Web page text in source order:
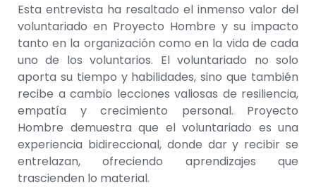
Esta entrevista ha resaltado el inmenso valor del
voluntariado en Proyecto Hombre y su impacto
tanto en la organización como en la vida de cada
uno de los voluntarios. El voluntariado no solo
aporta su tiempo y habilidades, sino que también
recibe a cambio lecciones valiosas de resiliencia,
empatía y crecimiento personal. Proyecto
Hombre demuestra que el voluntariado es una
experiencia bidireccional, donde dar y recibir se
entrelazan, ofreciendo aprendizajes que
trascienden lo material.